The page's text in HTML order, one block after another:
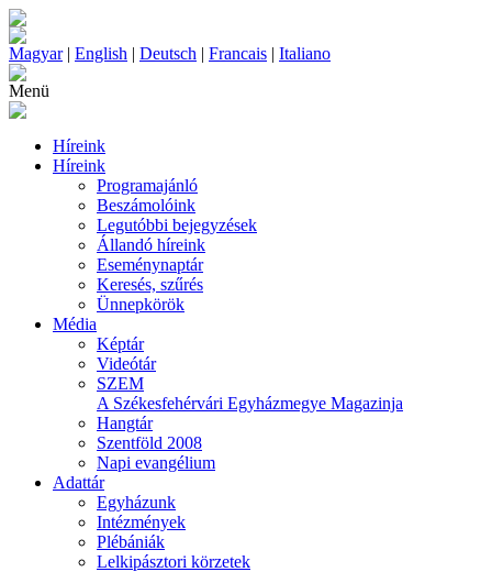
Magyar| English | Deutsch | Francais | Italiano
Menü
Híreink
Híreink
Programajánló
Beszámolóink
Legutóbbi bejegyzések
Állandó híreink
Eseménynaptár
Keresés, szűrés
Ünnepkörök
Média
Képtár
Videótár
SZEM
A Székesfehérvári Egyházmegye Magazinja
Hangtár
Szentföld 2008
Napi evangélium
Adattár
Egyházunk
Intézmények
Plébániák
Lelkipásztori körzetek